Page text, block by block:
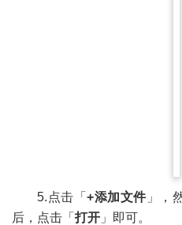
5.点击「+添加文件」，
后，点击「 打开 」即可。